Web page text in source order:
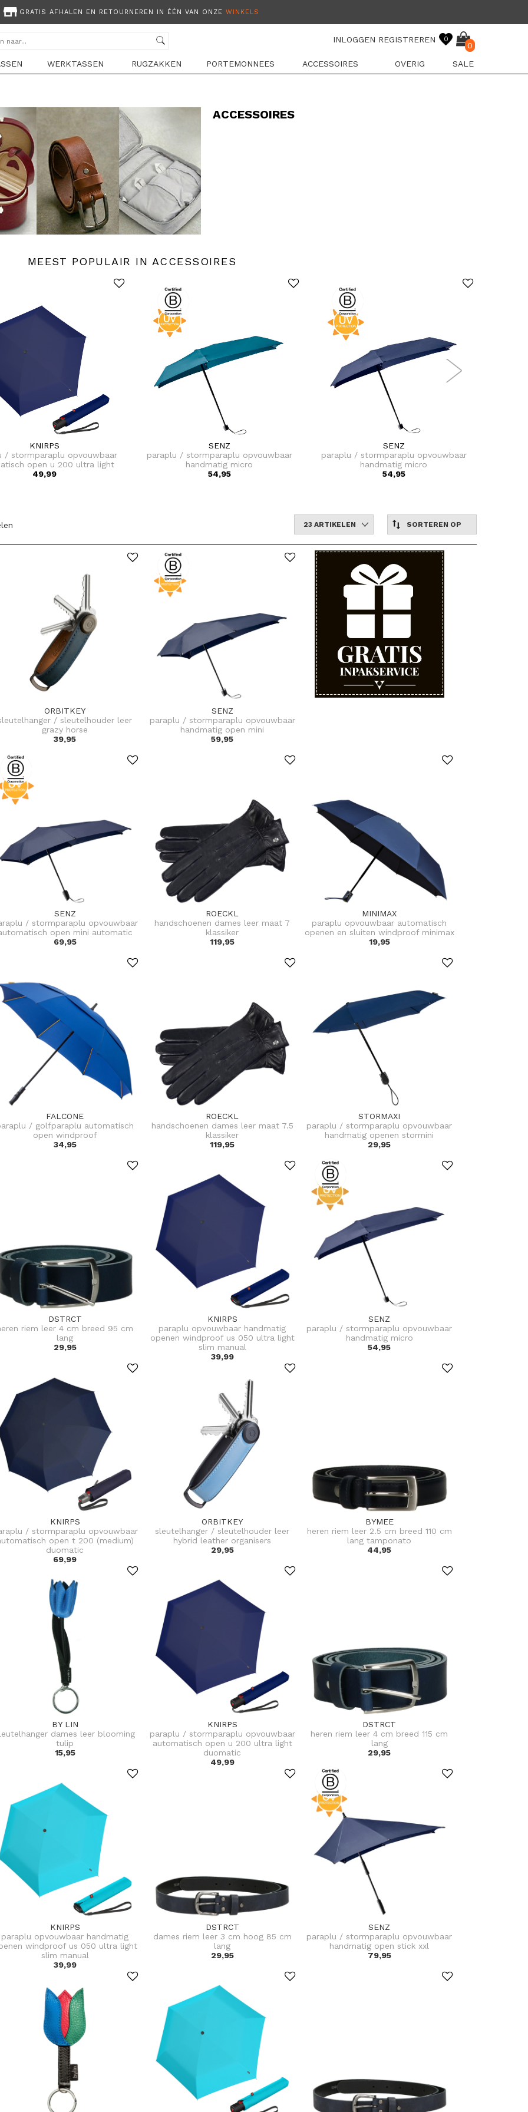
GRATIS AFHALEN EN RETOURNEREN IN ÉÉN VAN ONZE WINKELS
INLOGGEN REGISTREREN 0
0
WERKTASSEN RUGZAKKEN PORTEMONNEES ACCESSOIRES OVERIG SALE
ACCESSOIRES
MEEST POPULAIR IN ACCESSOIRES
KNIRPS
/ stormparaplu opvouwbaar
open u 200 ultra light
duomatic
49,99
SENZ
paraplu / stormparaplu opvouwbaar
handmatig micro
54,95
SENZ
paraplu / stormparaplu opvouwbaar
handmatig micro
54,95
SORTEREN OP
23 ARTIKELEN
ORBITKEY
/ sleutelhouder leer
grazy horse
39,95
SENZ
paraplu / stormparaplu opvouwbaar
handmatig open mini
59,95
SENZ
/ stormparaplu opvouwbaar
open mini automatic
69,95
ROECKL
handschoenen dames leer maat 7
klassiker
119,95
MINIMAX
paraplu opvouwbaar automatisch
openen en sluiten windproof minimax
19,95
FALCONE
/ golfparaplu automatisch
open windproof
34,95
ROECKL
handschoenen dames leer maat 7.5
klassiker
119,95
STORMAXI
paraplu / stormparaplu opvouwbaar
handmatig openen stormini
29,95
DSTRCT
riem leer 4 cm breed 95 cm
lang
29,95
KNIRPS
paraplu opvouwbaar handmatig
openen windproof us 050 ultra light
slim manual
39,99
SENZ
paraplu / stormparaplu opvouwbaar
handmatig micro
54,95
KNIRPS
/ stormparaplu opvouwbaar
open t 200 (medium)
duomatic
69,99
ORBITKEY
sleutelhanger / sleutelhouder leer
hybrid leather organisers
29,95
BYMEE
heren riem leer 2.5 cm breed 110 cm
lang tamponato
44,95
BY LIN
dames leer blooming
tulip
15,95
KNIRPS
paraplu / stormparaplu opvouwbaar
automatisch open u 200 ultra light
duomatic
49,99
DSTRCT
heren riem leer 4 cm breed 115 cm
lang
29,95
KNIRPS
paraplu opvouwbaar handmatig
windproof us 050 ultra light
slim manual
39,99
DSTRCT
dames riem leer 3 cm hoog 85 cm
lang
29,95
SENZ
paraplu / stormparaplu opvouwbaar
handmatig open stick xxl
79,95